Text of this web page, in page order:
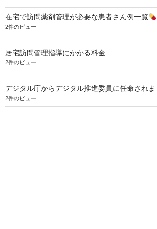
在宅で訪問薬剤管理が必要な患者さん例一覧
2件のビュー
居宅訪問管理指導にかかる料金
2件のビュー
デジタル庁からデジタル推進委員に任命され
2件のビュー